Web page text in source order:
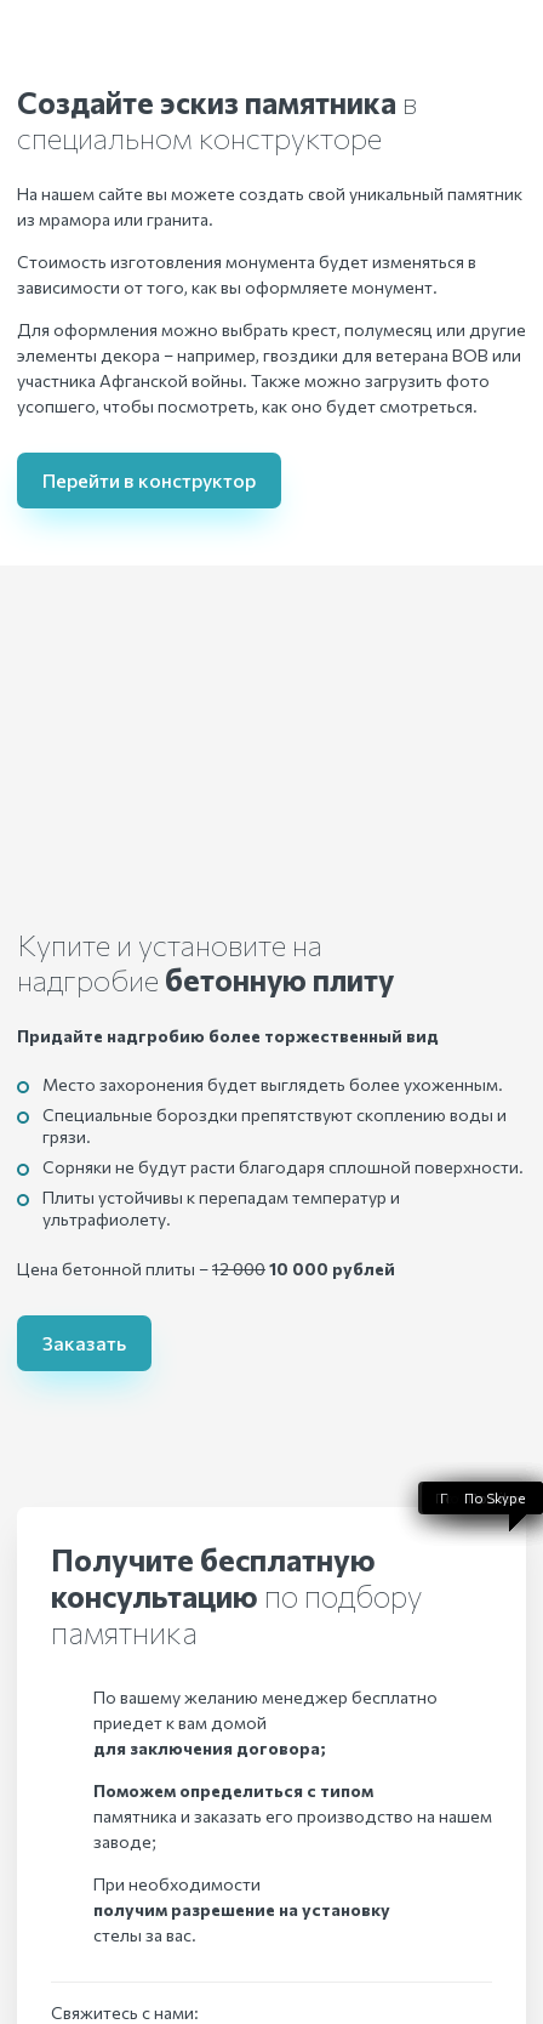
Создайте эскиз памятника в
специальном конструкторе
На нашем сайте вы можете создать свой уникальный памятник
из мрамора или гранита.
Стоимость изготовления монумента будет изменяться в
зависимости от того, как вы оформляете монумент.
Для оформления можно выбрать крест, полумесяц или другие
элементы декора – например, гвоздики для ветерана ВОВ или
участника Афганской войны. Также можно загрузить фото
усопшего, чтобы посмотреть, как оно будет смотреться.
Перейти в конструктор
Купите и установите на
надгробие бетонную плиту
Придайте надгробию более торжественный вид
Место захоронения будет выглядеть более ухоженным.
Специальные бороздки препятствуют скоплению воды и
грязи.
Сорняки не будут расти благодаря сплошной поверхности.
Плиты устойчивы к перепадам температур и
ультрафиолету.
Цена бетонной плиты –12 00010 000 рублей
Заказать
Получите бесплатную
консультацию по подбору
памятника
По вашему желанию менеджер бесплатно
приедет к вам домой
для заключения договора;
Поможем определиться с типом
памятника и заказать его производство на нашем
заводе;
При необходимости
получим разрешение на установку
стелы за вас.
Свяжитесь с нами:
По телефону
По WhatsApp
По Telegram
По Viber
По Skype